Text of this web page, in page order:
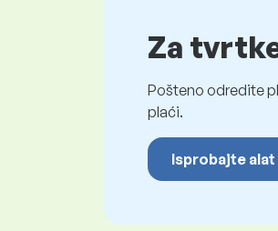
Za
Pošteno odredite
plaći.
Isprobajte alat